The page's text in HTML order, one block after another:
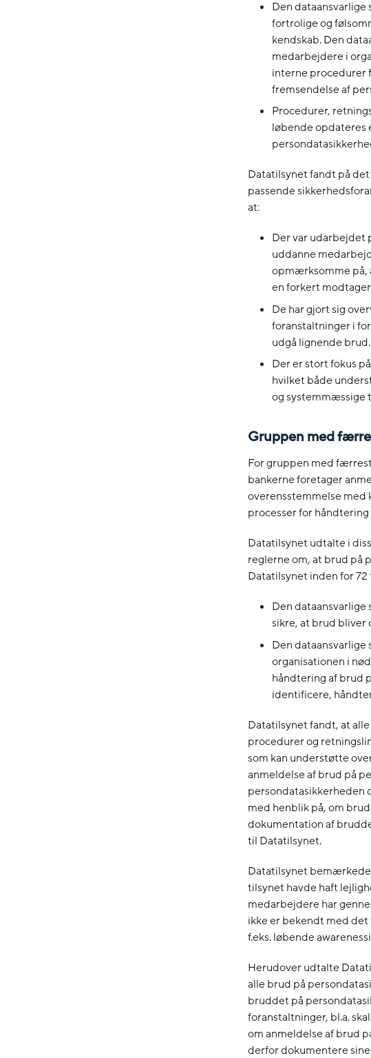
Den
fortrolige og
kendskab. Den
medarbejdere i
interne procedurer
fremsendelse af
Procedurer,
løbende opdateres
Datatilsynet fandt på
passende
at:
Der var udarbejdet
uddanne
opmærksomme på,
en forkert
De har gjort sig
foranstaltninger i
udgå lignende brud.
Der er stort fokus
hvilket både
og systemmæssige
Gruppen med
For gruppen med
bankerne foretager
overensstemmelse
processer for
Datatilsynet udtalte i
reglerne om, at brud på
Datatilsynet inden for
Den dataansvarlige
sikre, at brud bliver
Den dataansvarlige
organisationen i
håndtering af brud
identificere,
Datatilsynet fandt, at
procedurer og
som kan understøtte
anmeldelse af brud på
persondatasikkerheden
med henblik på, om
dokumentation af
til Datatilsynet.
Datatilsynet bemærkede
tilsynet havde haft
medarbejdere har
ikke er bekendt med
f.eks. løbende
Herudover udtalte
alle brud på
bruddet på
foranstaltninger, bl.a.
om anmeldelse af brud
derfor dokumentere